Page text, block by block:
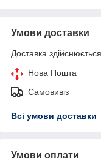
Умови доставки
Доставка
Нова Пошта
Самовивіз
Всі умови доставки
Умови оплати